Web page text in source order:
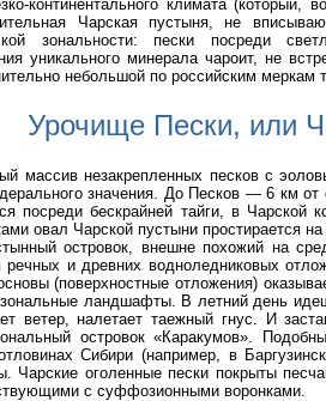
континентального климата (который,
Чарская пустыня, не
зональности: пески посреди
уникального минерала чароит, не
небольшой по российским меркам
Урочище Пески, или
массив незакрепленных песков с
значения. До Песков — 6 км
посреди бескрайней тайги, в
овал Чарской пустыни простирается
островок, внешне похожий на
речных и древних водноледниковых
(поверхностные отложения)
ландшафты. В летний день
ветер, налетает таежный гнус. И
островок «Каракумов».
Сибири (например, в
Чарские оголенные пески покрыты
с суффозионными воронками.